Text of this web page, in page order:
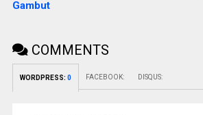
Gambut
COMMENTS
WORDPRESS: 0 FACEBOOK: DISQUS: